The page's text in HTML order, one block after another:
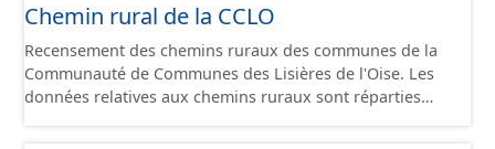
Chemin rural de la CCLO
Recensement des chemins ruraux des communes de la
Communauté de Communes des Lisières de l'Oise. Les
données relatives aux chemins ruraux sont réparties